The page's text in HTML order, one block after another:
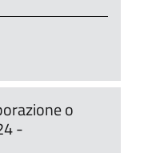
o
-